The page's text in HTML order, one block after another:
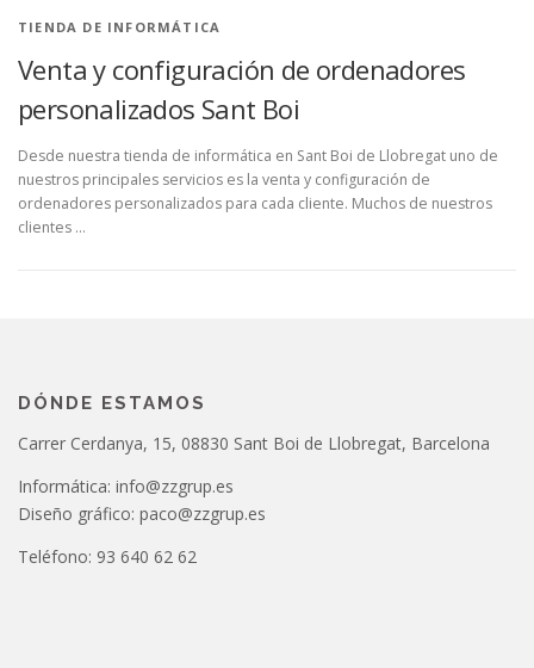
TIENDA DE INFORMÁTICA
Venta y configuración de ordenadores
personalizados Sant Boi
Desde nuestra tienda de informática en Sant Boi de Llobregat uno de
nuestros principales servicios es la venta y configuración de
ordenadores personalizados para cada cliente. Muchos de nuestros
clientes …
DÓNDE ESTAMOS
Carrer Cerdanya, 15, 08830 Sant Boi de Llobregat, Barcelona
Informática: info@zzgrup.es
Diseño gráfico: paco@zzgrup.es
Teléfono: 93 640 62 62